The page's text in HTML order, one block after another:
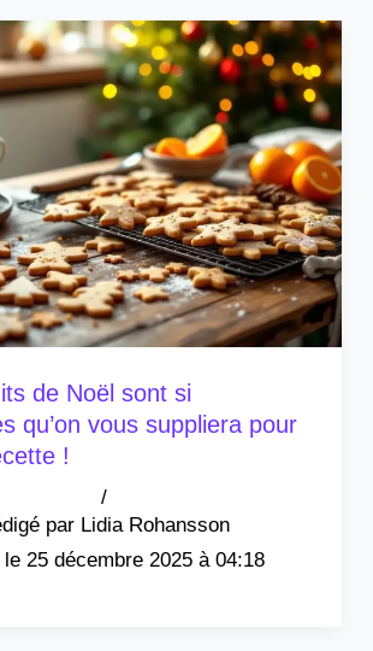
de Noël sont si
qu’on vous suppliera pour
!
Lidia Rohansson
/
25 décembre 2025 à 04:18